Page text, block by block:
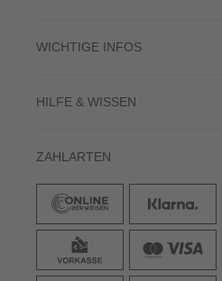
WICHTIGE INFOS
HILFE & WISSEN
ZAHLARTEN